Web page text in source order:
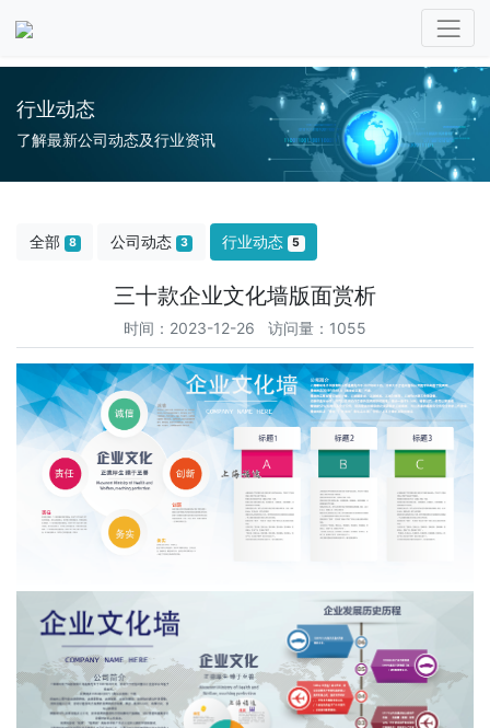
行业动态
了解最新公司动态及行业资讯
全部 8 公司动态 3 行业动态 5
三十款企业文化墙版面赏析
时间：2023-12-26 访问量：1055